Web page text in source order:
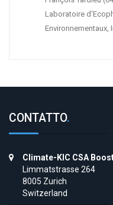
Laboratoire
Environnementaux,
CONTATTO.
Climate-KIC CSA
Limmatstrasse 264
8005 Zurich
Switzerland